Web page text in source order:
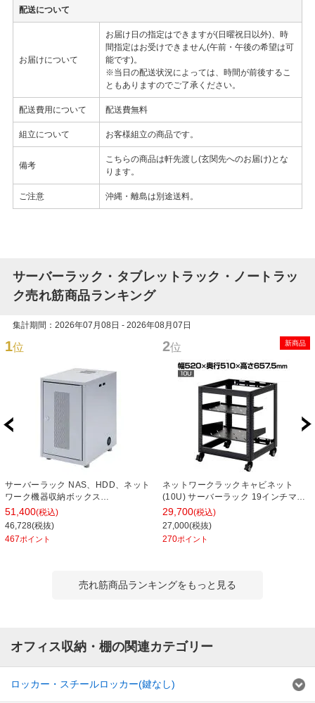
配送について
お届けについて
お届け日の指定はできますが(日曜祝日以外)、時
間指定はお受けできません(午前・午後の希望は可
能です)。
※当日の配送状況によっては、時間が前後するこ
ともありますのでご了承ください。
配送費用について 配送費無料
組立について お客様組立の商品です。
備考
こちらの商品は軒先渡し(玄関先へのお届け)とな
ります。
ご注意 沖縄・離島は別途送料。
サーバーラック・タブレットラック・ノートラッ
ク売れ筋商品ランキング
集計期間：2026年07月08日 - 2026年08月07日
1位
サーバーラック NAS、HDD、ネット
ワーク機器収納ボックス
W300×D420×H508mm
51,400(税込)
46,728(税抜)
467ポイント
2位 新商品
ネットワークラックキャビネット
(10U) サーバーラック 19インチマウ
ント対応 スチール EIA規格 キャスタ
ー付 音響 録画 検査機器 省スペース
工場 イベント会場
29,700(税込)
27,000(税抜)
270ポイント
売れ筋商品ランキングをもっと見る
オフィス収納・棚の関連カテゴリー
ロッカー・スチールロッカー(鍵なし)